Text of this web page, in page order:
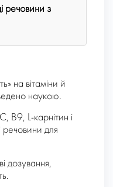
речовини з
на вітаміни й
наукою.
B9, L-карнітин і
для
дозування,